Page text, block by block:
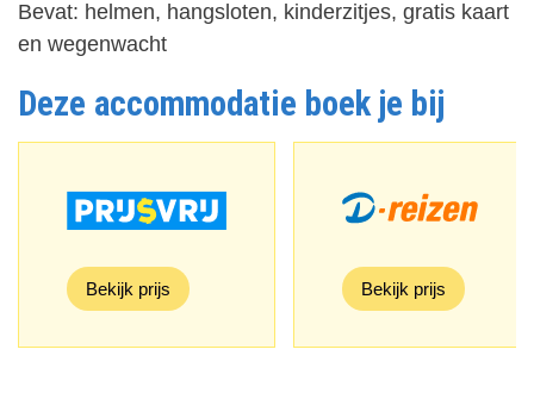
Bevat: helmen, hangsloten, kinderzitjes, gratis kaart
en wegenwacht
Deze accommodatie boek je bij
Bekijk prijs Bekijk prijs